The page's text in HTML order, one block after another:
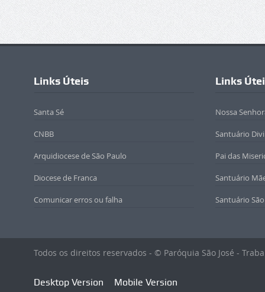
Links Úteis
Santa Sé
CNBB
Arquidiocese de São Paulo
Diocese de Franca
Comunicar erros ou falha
Links
Nossa
Santuário
Pai das
Santuário
Santuário
Todos os direitos reservados - © Paróquia São José -
Desktop Version Mobile Version